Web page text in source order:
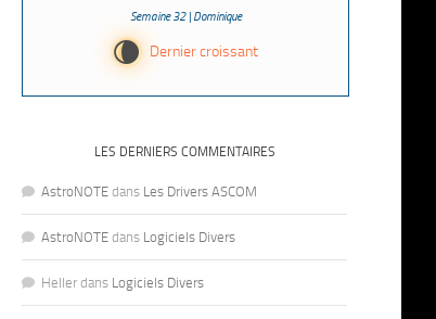
Semaine 32 | Dominique
V Dernier croissant
LES DERNIERS COMMENTAIRES
AstroNOTE dans Les Drivers ASCOM
AstroNOTE dans Logiciels Divers
Heller dans Logiciels Divers